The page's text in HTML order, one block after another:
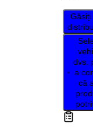
Găsiți
dvs.
a
că